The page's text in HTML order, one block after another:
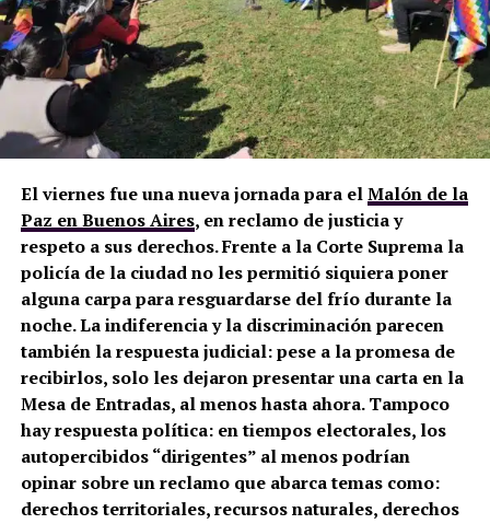
El viernes fue una nueva jornada para elMalón de la
Paz en Buenos Aires, en reclamo de justicia y
respeto a sus derechos. Frente a la Corte Suprema la
policía de la ciudad no les permitió siquiera poner
alguna carpa para resguardarse del frío durante la
noche. La indiferencia y la discriminación parecen
también la respuesta judicial: pese a la promesa de
recibirlos, solo les dejaron presentar una carta en la
Mesa de Entradas, al menos hasta ahora. Tampoco
hay respuesta política: en tiempos electorales, los
autopercibidos “dirigentes” al menos podrían
opinar sobre un reclamo que abarca temas como:
derechos territoriales, recursos naturales, derechos